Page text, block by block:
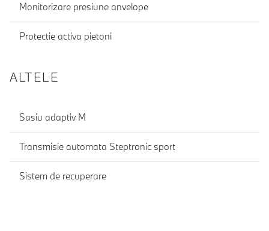
Monitorizare presiune anvelope
Protectie activa pietoni
ALTELE
Sasiu adaptiv M
Transmisie automata Steptronic sport
Sistem de recuperare